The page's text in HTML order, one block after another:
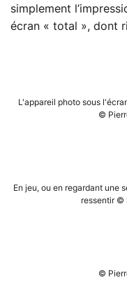
simplement
écran « total », dont
L'appareil photo sous
©
En jeu, ou en regardant une
ressentir ©
©